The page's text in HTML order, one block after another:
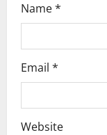
Name*
Email *
Website